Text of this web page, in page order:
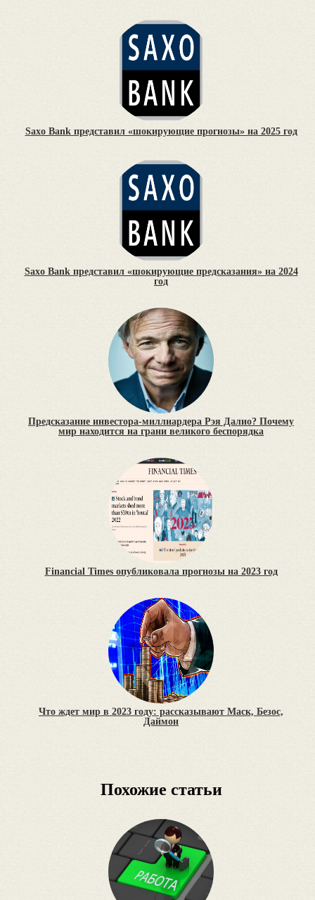
Saxo Bank представил «шокирующие прогнозы» на 2025 год
Saxo Bank представил «шокирующие предсказания» на 2024
год
Предсказание инвестора-миллиардера Рэя Далио? Почему
мир находится на грани великого беспорядка
Financial Times опубликовала прогнозы на 2023 год
Что ждет мир в 2023 году: рассказывают Маск, Безос,
Даймон
Похожие статьи